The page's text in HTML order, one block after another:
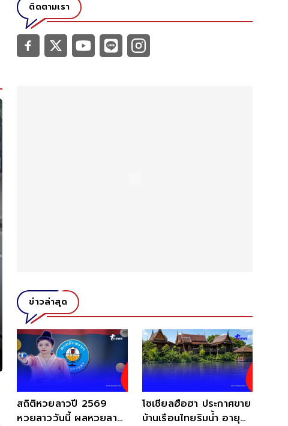
ติดตามเรา
ข่าวล่าสุด
สถิติหวยลาวปี 2569
หวยลาววันนี้ ผลหวยลาว
โซเชียลฮือฮา ประกาศขาย
บ้านเรือนไทยริมน้ำ อายุ